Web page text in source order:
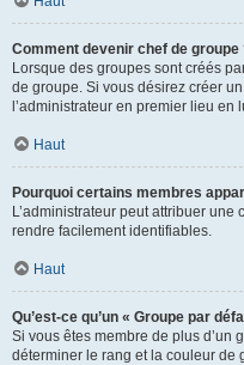
Comment devenir chef de groupe
Lorsque des groupes sont créés
de groupe. Si vous désirez créer
l’administrateur en premier lieu
Haut
Pourquoi certains membres
L’administrateur peut attribuer
rendre facilement identifiables.
Haut
Qu’est-ce qu’un « Groupe par
Si vous êtes membre de plus d’un
déterminer le rang et la couleur de